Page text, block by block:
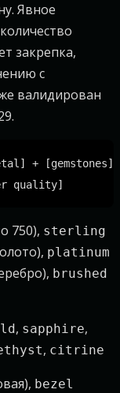
Явное
закрепка,
с
валидирован
+
750), sterling
platinum
brushed
, sapphire,
, citrine
bezel